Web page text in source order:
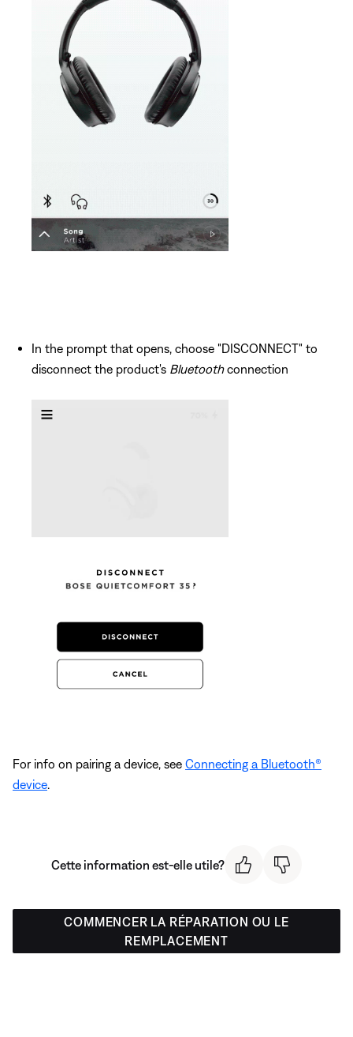
In the prompt that opens, choose "DISCONNECT" to
disconnect the product's Bluetoothconnection
For info on pairing a device, see Connecting a Bluetooth®
device.
Cette information est-elle utile?
COMMENCER LA RÉPARATION OU LE
REMPLACEMENT